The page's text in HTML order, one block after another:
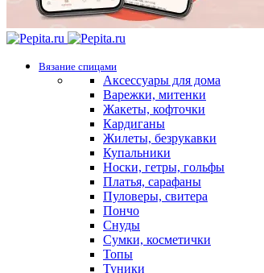
Вязание спицами
Аксессуары для дома
Варежки, митенки
Жакеты, кофточки
Кардиганы
Жилеты, безрукавки
Купальники
Носки, гетры, гольфы
Платья, сарафаны
Пуловеры, свитера
Пончо
Снуды
Сумки, косметички
Топы
Туники